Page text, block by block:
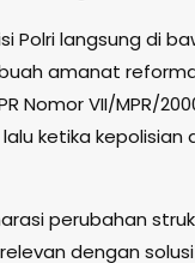
Polri langsung di
amanat
Nomor VII/MPR/
ketika kepolisian
perubahan
dengan